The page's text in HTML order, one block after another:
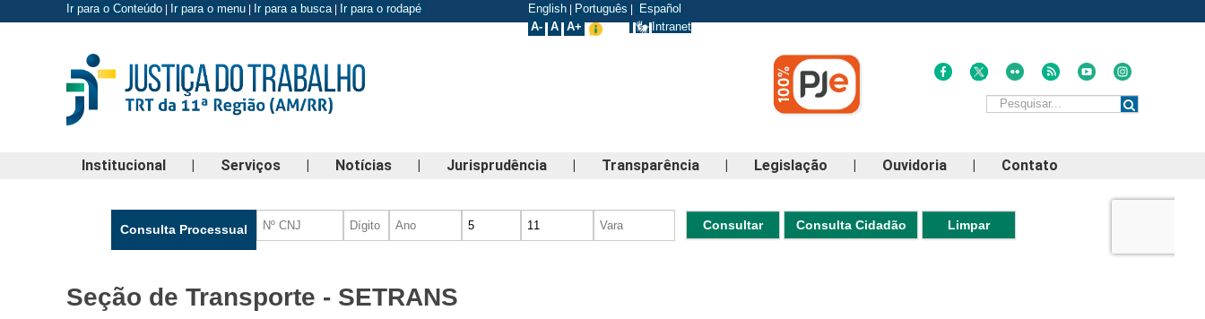
Ir para o Conteúdo Ir para o menu Ir para a busca| Ir para o rodapé English Português
Español
A- A A+ Intranet
Institucional | Serviços | Notícias | Jurisprudência | Transparência | Legislação | Ouvidoria | Contato
Seção de Transporte - SETRANS